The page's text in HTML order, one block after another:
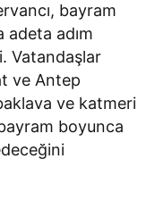
bayram
adeta adım
Vatandaşlar
ve Antep
ve katmeri
boyunca